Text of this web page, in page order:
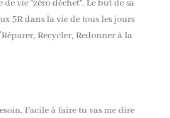
vie “zéro déchet”. Le but de sa
5R dans la vie de tous les jours
Recycler, Redonner à la
Facile à faire tu vas me dire